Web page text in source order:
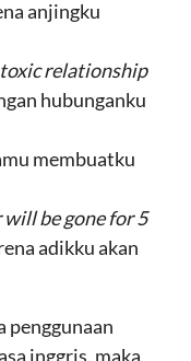
anjingku
toxic relationship
hubunganku
membuatku
will be gone for 5
adikku akan
penggunaan
inggris, maka